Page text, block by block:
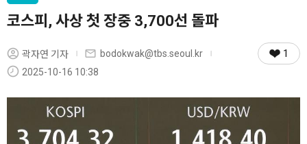
코스피, 사상 첫 장중 3,700선 돌파
곽자연 기자
bodokwak@tbs.seoul.kr
2025-10-16 10:38
1